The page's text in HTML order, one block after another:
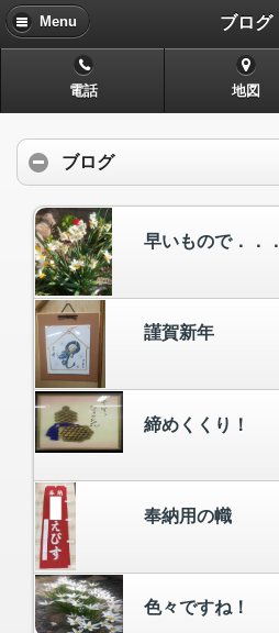
Menu ブログ
電話 地図
ブログ
早いもので．．．
謹賀新年
締めくくり！
奉納用の幟
色々ですね！